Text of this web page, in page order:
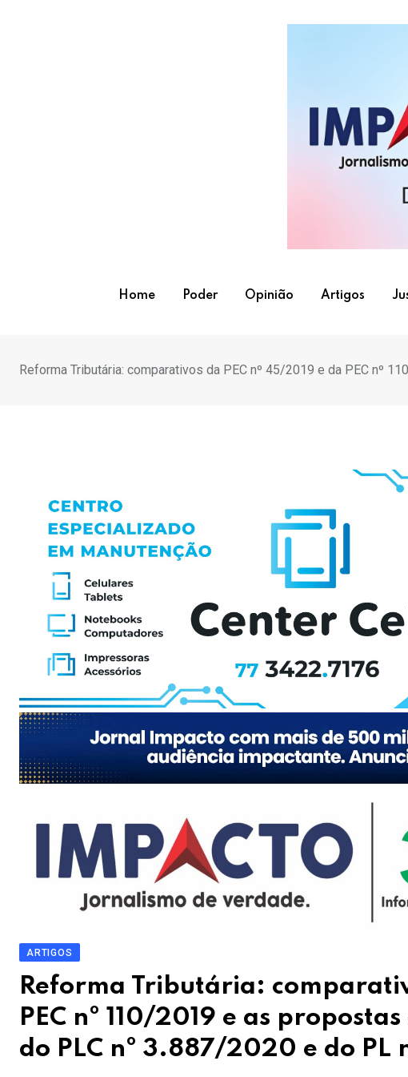
Home Poder Opinião Artigos
Reforma Tributária: comparativos da PEC nº 45/2019 e da PEC nº
ARTIGOS
Reforma Tributária:
PEC nº 110/2019 e as
do PLC nº 3.887/2020 e do PL